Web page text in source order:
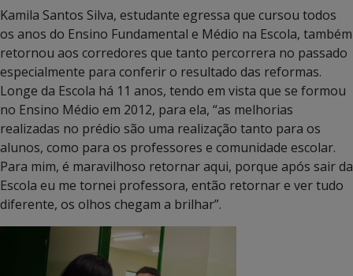
Kamila Santos Silva, estudante egressa que cursou todos
os anos do Ensino Fundamental e Médio na Escola, também
retornou aos corredores que tanto percorrera no passado
especialmente para conferir o resultado das reformas.
Longe da Escola há 11 anos, tendo em vista que se formou
no Ensino Médio em 2012, para ela, “as melhorias
realizadas no prédio são uma realização tanto para os
alunos, como para os professores e comunidade escolar.
Para mim, é maravilhoso retornar aqui, porque após sair da
Escola eu me tornei professora, então retornar e ver tudo
diferente, os olhos chegam a brilhar”.